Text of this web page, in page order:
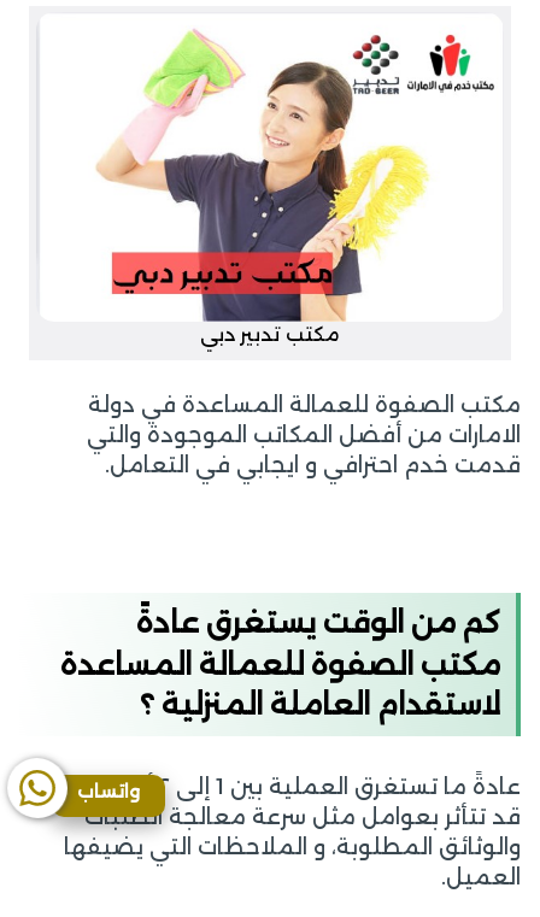
مكتب تدبير دبي
مكتب الصفوة للعمالة المساعدة في دولة
الامارات من أفضل المكاتب الموجودة والتي
قدمت خدم احترافي و ايجابي في التعامل.
كم من الوقت يستغرق عادةً
مكتب الصفوة للعمالة المساعدة
لاستقدام العاملة المنزلية ؟
عادةً ما تستغرق العملية بين 1 إلى ٢ أشهر، ولكن
قد تتأثر بعوامل مثل سرعة معالجة الطلبات
والوثائق المطلوبة، و الملاحظات التي يضيفها
العميل.
واتساب